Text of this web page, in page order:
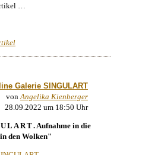
…
Galerie SINGULART
von Angelika Kienberger
28.09.2022 um 18:50 Uhr
. Aufnahme in die
den Wolken"